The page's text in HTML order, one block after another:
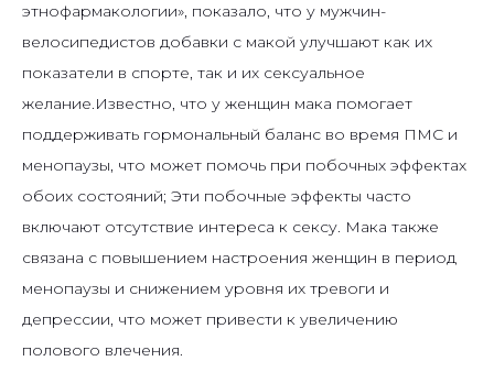
этнофармакологии», показало, что у мужчин-
велосипедистов добавки с макой улучшают как их
показатели в спорте, так и их сексуальное
желание.Известно, что у женщин мака помогает
поддерживать гормональный баланс во время ПМС и
менопаузы, что может помочь при побочных эффектах
обоих состояний; Эти побочные эффекты часто
включают отсутствие интереса к сексу. Мака также
связана с повышением настроения женщин в период
менопаузы и снижением уровня их тревоги и
депрессии, что может привести к увеличению
полового влечения.